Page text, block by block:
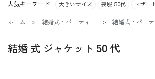
人気キーワード 大きいサイズ 喪服 50代 マザー
ホーム 結婚式・パーティー 結婚式・パー
結婚 式 ジャケット 50 代